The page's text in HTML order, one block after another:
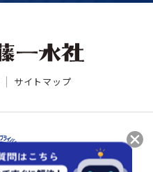
サイトマップ